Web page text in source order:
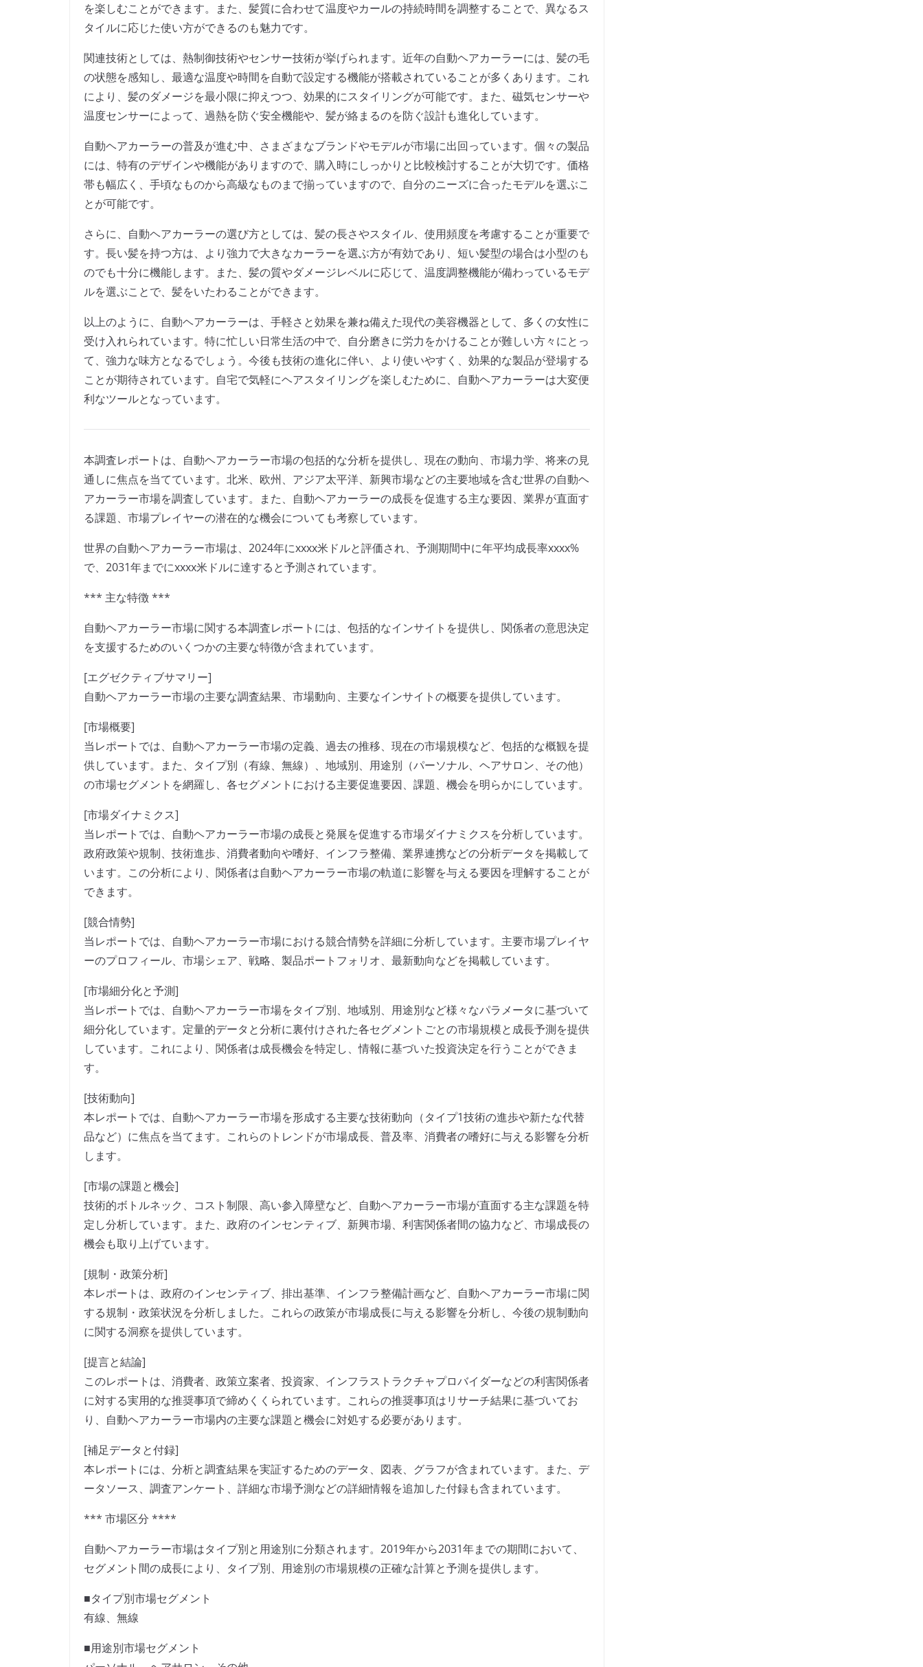
を楽しむことができます。また、髪質に合わせて温度やカールの持続時間を調整することで、異なるス
タイルに応じた使い方ができるのも魅力です。
関連技術としては、熱制御技術やセンサー技術が挙げられます。近年の自動ヘアカーラーには、髪の毛
の状態を感知し、最適な温度や時間を自動で設定する機能が搭載されていることが多くあります。これ
により、髪のダメージを最小限に抑えつつ、効果的にスタイリングが可能です。また、磁気センサーや
温度センサーによって、過熱を防ぐ安全機能や、髪が絡まるのを防ぐ設計も進化しています。
自動ヘアカーラーの普及が進む中、さまざまなブランドやモデルが市場に出回っています。個々の製品
には、特有のデザインや機能がありますので、購入時にしっかりと比較検討することが大切です。価格
帯も幅広く、手頃なものから高級なものまで揃っていますので、自分のニーズに合ったモデルを選ぶこ
とが可能です。
さらに、自動ヘアカーラーの選び方としては、髪の長さやスタイル、使用頻度を考慮することが重要で
す。長い髪を持つ方は、より強力で大きなカーラーを選ぶ方が有効であり、短い髪型の場合は小型のも
のでも十分に機能します。また、髪の質やダメージレベルに応じて、温度調整機能が備わっているモデ
ルを選ぶことで、髪をいたわることができます。
以上のように、自動ヘアカーラーは、手軽さと効果を兼ね備えた現代の美容機器として、多くの女性に
受け入れられています。特に忙しい日常生活の中で、自分磨きに労力をかけることが難しい方々にとっ
て、強力な味方となるでしょう。今後も技術の進化に伴い、より使いやすく、効果的な製品が登場する
ことが期待されています。自宅で気軽にヘアスタイリングを楽しむために、自動ヘアカーラーは大変便
利なツールとなっています。
本調査レポートは、自動ヘアカーラー市場の包括的な分析を提供し、現在の動向、市場力学、将来の見
通しに焦点を当てています。北米、欧州、アジア太平洋、新興市場などの主要地域を含む世界の自動ヘ
アカーラー市場を調査しています。また、自動ヘアカーラーの成長を促進する主な要因、業界が直面す
る課題、市場プレイヤーの潜在的な機会についても考察しています。
世界の自動ヘアカーラー市場は、2024年にxxxx米ドルと評価され、予測期間中に年平均成長率xxxx%
で、2031年までにxxxx米ドルに達すると予測されています。
*** 主な特徴 ***
自動ヘアカーラー市場に関する本調査レポートには、包括的なインサイトを提供し、関係者の意思決定
を支援するためのいくつかの主要な特徴が含まれています。
[エグゼクティブサマリー]
自動ヘアカーラー市場の主要な調査結果、市場動向、主要なインサイトの概要を提供しています。
[市場概要]
当レポートでは、自動ヘアカーラー市場の定義、過去の推移、現在の市場規模など、包括的な概観を提
供しています。また、タイプ別（有線、無線）、地域別、用途別（パーソナル、ヘアサロン、その他）
の市場セグメントを網羅し、各セグメントにおける主要促進要因、課題、機会を明らかにしています。
[市場ダイナミクス]
当レポートでは、自動ヘアカーラー市場の成長と発展を促進する市場ダイナミクスを分析しています。
政府政策や規制、技術進歩、消費者動向や嗜好、インフラ整備、業界連携などの分析データを掲載して
います。この分析により、関係者は自動ヘアカーラー市場の軌道に影響を与える要因を理解することが
できます。
[競合情勢]
当レポートでは、自動ヘアカーラー市場における競合情勢を詳細に分析しています。主要市場プレイヤ
ーのプロフィール、市場シェア、戦略、製品ポートフォリオ、最新動向などを掲載しています。
[市場細分化と予測]
当レポートでは、自動ヘアカーラー市場をタイプ別、地域別、用途別など様々なパラメータに基づいて
細分化しています。定量的データと分析に裏付けされた各セグメントごとの市場規模と成長予測を提供
しています。これにより、関係者は成長機会を特定し、情報に基づいた投資決定を行うことができま
す。
[技術動向]
本レポートでは、自動ヘアカーラー市場を形成する主要な技術動向（タイプ1技術の進歩や新たな代替
品など）に焦点を当てます。これらのトレンドが市場成長、普及率、消費者の嗜好に与える影響を分析
します。
[市場の課題と機会]
技術的ボトルネック、コスト制限、高い参入障壁など、自動ヘアカーラー市場が直面する主な課題を特
定し分析しています。また、政府のインセンティブ、新興市場、利害関係者間の協力など、市場成長の
機会も取り上げています。
[規制・政策分析]
本レポートは、政府のインセンティブ、排出基準、インフラ整備計画など、自動ヘアカーラー市場に関
する規制・政策状況を分析しました。これらの政策が市場成長に与える影響を分析し、今後の規制動向
に関する洞察を提供しています。
[提言と結論]
このレポートは、消費者、政策立案者、投資家、インフラストラクチャプロバイダーなどの利害関係者
に対する実用的な推奨事項で締めくくられています。これらの推奨事項はリサーチ結果に基づいてお
り、自動ヘアカーラー市場内の主要な課題と機会に対処する必要があります。
[補足データと付録]
本レポートには、分析と調査結果を実証するためのデータ、図表、グラフが含まれています。また、デ
ータソース、調査アンケート、詳細な市場予測などの詳細情報を追加した付録も含まれています。
*** 市場区分 ****
自動ヘアカーラー市場はタイプ別と用途別に分類されます。2019年から2031年までの期間において、
セグメント間の成長により、タイプ別、用途別の市場規模の正確な計算と予測を提供します。
■タイプ別市場セグメント
有線、無線
■用途別市場セグメント